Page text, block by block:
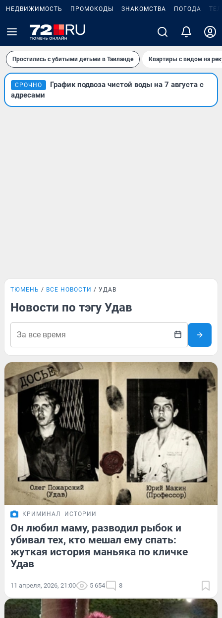
НЕДВИЖИМОСТЬ ПРОМОКОДЫ ЗНАКОМСТВА ПОГОДА
Простились с убитыми детьми в Таиланде Квартиры с видом на
СРОЧНО
График подвоза чистой воды на 7 августа с
адресами
ТЮМЕНЬ ВСЕ НОВОСТИ УДАВ
Новости по тэгу Удав
КРИМИНАЛ ИСТОРИИ
Он любил маму, разводил рыбок и
убивал тех, кто мешал ему спать:
жуткая история маньяка по кличке
Удав
11 апреля, 2026, 21:00 5 654 8